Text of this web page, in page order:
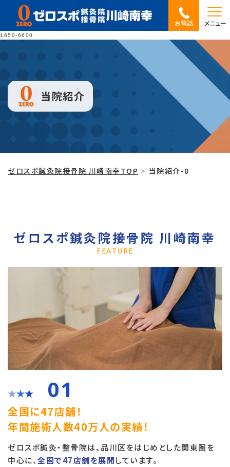
1650-6600
お電話 メニュー
当院紹介
ゼロスポ鍼灸院接骨院 川崎南幸TOP 当院紹介-0
ゼロスポ鍼灸院接骨院 川崎南幸
FEATURE
01
全国に47店舗！
年間施術人数40万人の実績！
ゼロスポ鍼灸・整骨院は、品川区をはじめとした関東圏を
中心に、全国で47店舗を展開しています。